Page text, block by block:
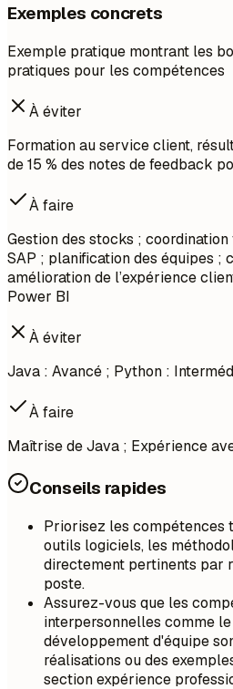
Exemples concrets
Exemple pratique montrant les
pratiques pour les compétences
À éviter
Formation au service client,
de 15 % des notes de feedback
À faire
Gestion des stocks ;
SAP ; planification des équipes ;
amélioration de l’expérience
Power BI
À éviter
Java : Avancé ; Python :
À faire
Maîtrise de Java ; Expérience
Conseils rapides
Priorisez les compétences
outils logiciels, les
directement pertinents par
poste.
Assurez-vous que les
interpersonnelles comme
développement d'équipe
réalisations ou des
section expérience